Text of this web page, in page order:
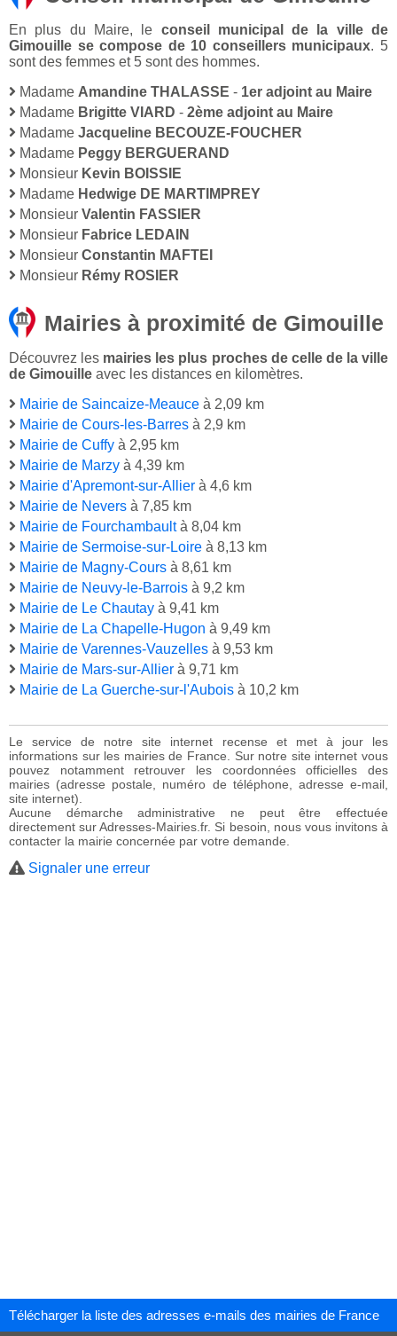
En plus du Maire, le conseil municipal de la ville de
Gimouille se compose de 10 conseillers municipaux. 5
sont des femmes et 5 sont des hommes.
Madame Amandine THALASSE - 1er adjoint au Maire
Madame Brigitte VIARD - 2ème adjoint au Maire
Madame Jacqueline BECOUZE-FOUCHER
Madame Peggy BERGUERAND
Monsieur Kevin BOISSIE
Madame Hedwige DE MARTIMPREY
Monsieur Valentin FASSIER
Monsieur Fabrice LEDAIN
Monsieur Constantin MAFTEI
Monsieur Rémy ROSIER
Mairies à proximité de Gimouille
Découvrez les mairies les plus proches de celle de la ville
de Gimouille avec les distances en kilomètres.
Mairie de Saincaize-Meauce à 2,09 km
Mairie de Cours-les-Barres à 2,9 km
Mairie de Cuffy à 2,95 km
Mairie de Marzy à 4,39 km
Mairie d'Apremont-sur-Allier à 4,6 km
Mairie de Nevers à 7,85 km
Mairie de Fourchambaultà 8,04 km
Mairie de Sermoise-sur-Loire à 8,13 km
Mairie de Magny-Cours à 8,61 km
Mairie de Neuvy-le-Barrois à 9,2 km
Mairie de Le Chautay à 9,41 km
Mairie de La Chapelle-Hugon à 9,49 km
Mairie de Varennes-Vauzelles à 9,53 km
Mairie de Mars-sur-Allier à 9,71 km
Mairie de La Guerche-sur-l'Aubois à 10,2 km
Le service de notre site internet recense et met à jour les
informations sur les mairies de France. Sur notre site internet vous
pouvez notamment retrouver les coordonnées officielles des
mairies (adresse postale, numéro de téléphone, adresse e-mail,
site internet).
Aucune démarche administrative ne peut être effectuée
directement sur Adresses-Mairies.fr. Si besoin, nous vous invitons à
contacter la mairie concernée par votre demande.
Signaler une erreur
Télécharger la liste des adresses e-mails des mairies de France